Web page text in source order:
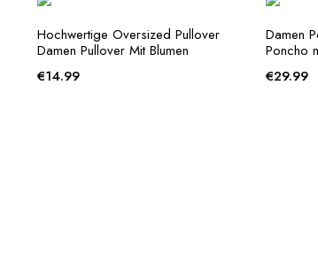
Hochwertige Oversized Pullover
Damen Pullover Mit Blumen
€14.99
Damen
Poncho
€29.99